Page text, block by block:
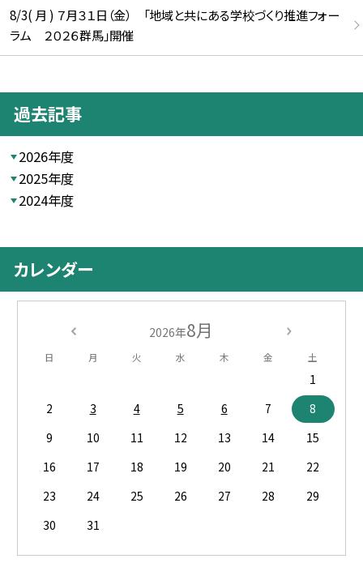
8/3( 月 ) ７月３１日（金） 「地域と共にある学校づくり推進フォー
ラム ２０２６群馬」開催
過去記事
2026年度
2025年度
2024年度
カレンダー
2026年8月
日 月 火 水 木 金 土
1
2
3 4 5 6 7
8
9
10 11 12 13 14
15
16
17 18 19 20 21
22
23
24 25 26 27 28
29
30
31